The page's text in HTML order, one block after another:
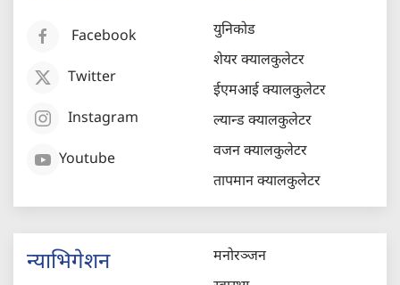
Facebook
Twitter
Instagram
Youtube
युनिकोड
शेयर क्यालकुलेटर
ईएमआई क्यालकुलेटर
ल्यान्ड क्यालकुलेटर
वजन क्यालकुलेटर
तापमान क्यालकुलेटर
न्याभिगेशन
मनोरञ्जन